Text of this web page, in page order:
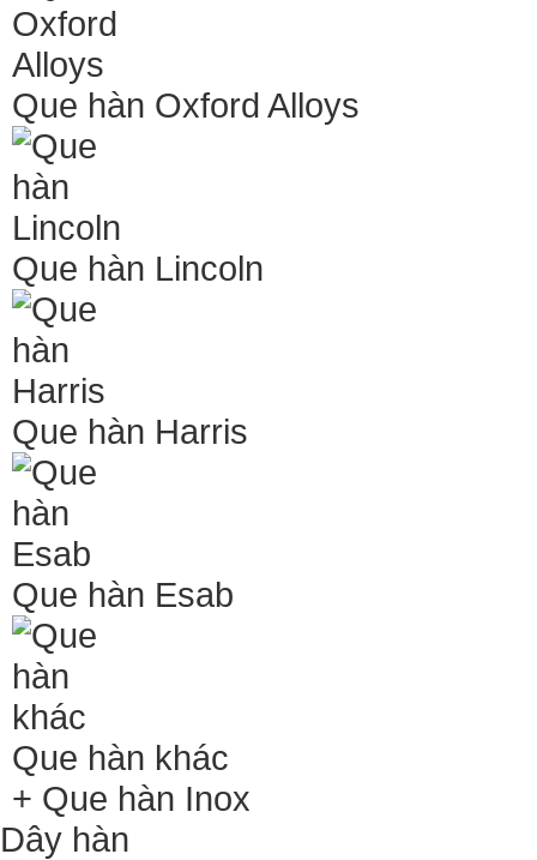
Que hàn Oxford Alloys
Que hàn Lincoln
Que hàn Harris
Que hàn Esab
Que hàn khác
+ Que hàn Inox
Dây hàn